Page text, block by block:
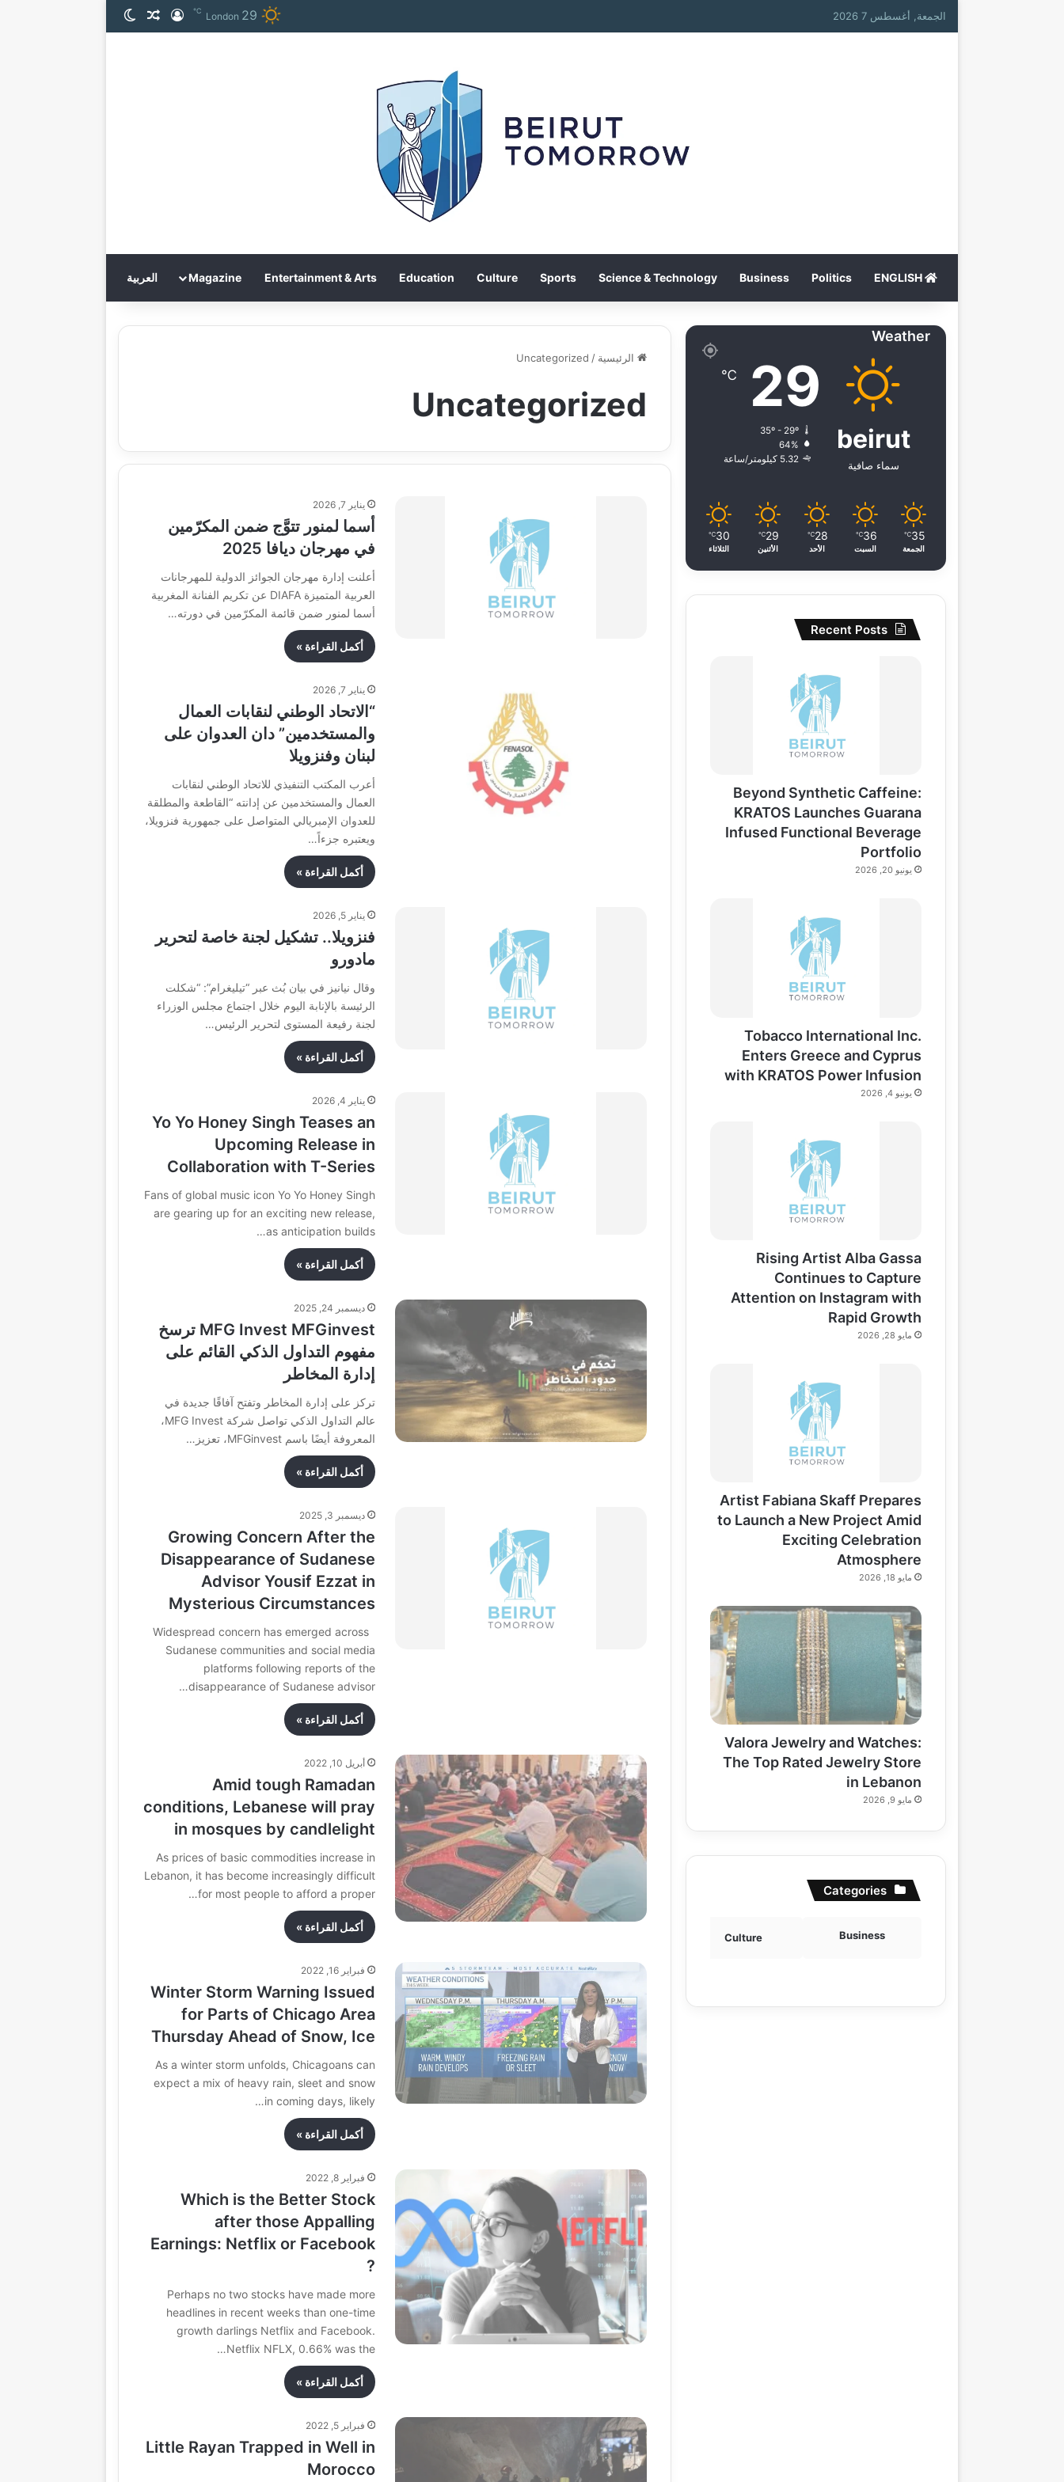
الجمعة, أغسطس 7 2026 London 29
℃ تسجيل الدخول
مقال عشوائي
الوضع المظلم
Politics
Business
Science & Technology
Sports
Culture
Education
Entertainment & Arts
Magazine العربية
الرئيسية /
Uncategorized
Uncategorized
يناير 7, 2026
أسما لمنور تتوَّج ضمن المكرّمين
في مهرجان ديافا 2025
أعلنت إدارة مهرجان الجوائز الدولية للمهرجانات
العربية المتميزة DIAFA عن تكريم الفنانة المغربية
أسما لمنور ضمن قائمة المكرّمين في دورته…
أكمل القراءة »
يناير 7, 2026
“الاتحاد الوطني لنقابات العمال
والمستخدمين” دان العدوان على
لبنان وفنزويلا
أعرب المكتب التنفيذي للاتحاد الوطني لنقابات
العمال والمستخدمين عن إدانته “القاطعة والمطلقة
للعدوان الإمبريالي المتواصل على جمهورية فنزويلا،
ويعتبره جزءاً…
أكمل القراءة »
يناير 5, 2026
فنزويلا.. تشكيل لجنة خاصة لتحرير
مادورو
وقال نيانيز في بيان بُث عبر “تيليغرام”: “شكلت
الرئيسة بالإنابة اليوم خلال اجتماع مجلس الوزراء
لجنة رفيعة المستوى لتحرير الرئيس…
أكمل القراءة »
يناير 4, 2026
Yo Yo Honey Singh Teases an
Upcoming Release in
Collaboration with T-Series
Fans of global music icon Yo Yo Honey Singh
are gearing up for an exciting new release,
as anticipation builds…
أكمل القراءة »
ديسمبر 24, 2025
MFG Invest MFGinvest ترسخ
مفهوم التداول الذكي القائم على
إدارة المخاطر
تركز على إدارة المخاطر وتفتح آفاقًا جديدة في
عالم التداول الذكي تواصل شركة MFG Invest،
المعروفة أيضًا باسم MFGinvest، تعزيز…
أكمل القراءة »
ديسمبر 3, 2025
Growing Concern After the
Disappearance of Sudanese
Advisor Yousif Ezzat in
Mysterious Circumstances
Widespread concern has emerged across
Sudanese communities and social media
platforms following reports of the
disappearance of Sudanese advisor…
أكمل القراءة »
أبريل 10, 2022
Amid tough Ramadan
conditions, Lebanese will pray
in mosques by candlelight
As prices of basic commodities increase in
Lebanon, it has become increasingly difficult
for most people to afford a proper…
أكمل القراءة »
فبراير 16, 2022
Winter Storm Warning Issued
for Parts of Chicago Area
Thursday Ahead of Snow, Ice
As a winter storm unfolds, Chicagoans can
expect a mix of heavy rain, sleet and snow
in coming days, likely…
أكمل القراءة »
فبراير 8, 2022
Which is the Better Stock
after those Appalling
Earnings: Netflix or Facebook
?
Perhaps no two stocks have made more
headlines in recent weeks than one-time
growth darlings Netflix and Facebook.
Netflix NFLX, 0.66% was the…
أكمل القراءة »
فبراير 5, 2022
Little Rayan Trapped in Well in
Morocco
Weather
beirut
سماء صافية
29
℃
35º - 29º
64%
5.32 كيلومتر/ساعة
35
℃
الجمعة
36
℃
السبت
28
℃
الأحد
29
℃
الأثنين
30
℃
الثلاثاء
Recent Posts
Beyond Synthetic Caffeine:
KRATOS Launches Guarana
Infused Functional Beverage
Portfolio
يونيو 20, 2026
Tobacco International Inc.
Enters Greece and Cyprus
with KRATOS Power Infusion
يونيو 4, 2026
Rising Artist Alba Gassa
Continues to Capture
Attention on Instagram with
Rapid Growth
مايو 28, 2026
Artist Fabiana Skaff Prepares
to Launch a New Project Amid
Exciting Celebration
Atmosphere
مايو 18, 2026
Valora Jewelry and Watches:
The Top Rated Jewelry Store
in Lebanon
مايو 9, 2026
Categories
Business
Culture
Food